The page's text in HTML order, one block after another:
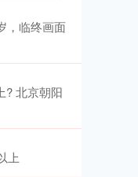
，临终画面
? 北京朝阳
上